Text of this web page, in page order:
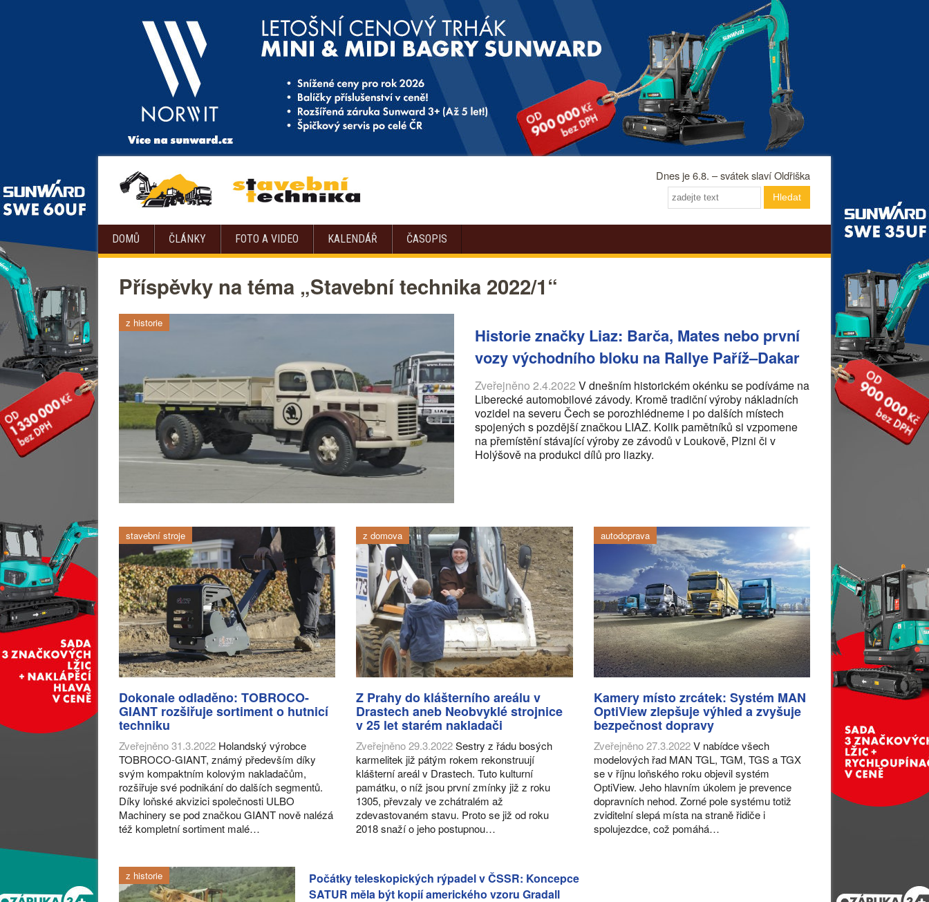
Dnes je 6.8. – svátek slaví Oldřiška
Hledat
DOMŮ ČLÁNKY FOTO A VIDEO KALENDÁŘ ČASOPIS
Příspěvky na téma „Stavební technika 2022/1“
z historie
Historie značky Liaz: Barča, Mates nebo první
vozy východního bloku na Rallye Paříž–Dakar
Zveřejněno 2.4.2022 V dnešním historickém okénku se podíváme na
Liberecké automobilové závody. Kromě tradiční výroby nákladních
vozidel na severu Čech se porozhlédneme i po dalších místech
spojených s pozdější značkou LIAZ. Kolik pamětníků si vzpomene
na přemístění stávající výroby ze závodů v Loukově, Plzni či v
Holýšově na produkci dílů pro liazky.
stavební stroje
Dokonale odladěno: TOBROCO-
GIANT rozšiřuje sortiment o hutnicí
techniku
Zveřejněno 31.3.2022 Holandský výrobce
TOBROCO-GIANT, známý především díky
svým kompaktním kolovým nakladačům,
rozšiřuje své podnikání do dalších segmentů.
Díky loňské akvizici společnosti ULBO
Machinery se pod značkou GIANT nově nalézá
též kompletní sortiment malé…
z domova
Z Prahy do klášterního areálu v
Drastech aneb Neobvyklé strojnice
v 25 let starém nakladači
Zveřejněno 29.3.2022Sestry z řádu bosých
karmelitek již pátým rokem rekonstruují
klášterní areál v Drastech. Tuto kulturní
památku, o níž jsou první zmínky již z roku
1305, převzaly ve zchátralém až
zdevastovaném stavu. Proto se již od roku
2018 snaží o jeho postupnou…
autodoprava
Kamery místo zrcátek: Systém MAN
OptiView zlepšuje výhled a zvyšuje
bezpečnost dopravy
Zveřejněno 27.3.2022V nabídce všech
modelových řad MAN TGL, TGM, TGS a TGX
se v říjnu loňského roku objevil systém
OptiView. Jeho hlavním úkolem je prevence
dopravních nehod. Zorné pole systému totiž
zviditelní slepá místa na straně řidiče i
spolujezdce, což pomáhá…
z historie
Počátky teleskopických rýpadel v ČSSR: Koncepce
SATUR měla být kopií amerického vzoru Gradall